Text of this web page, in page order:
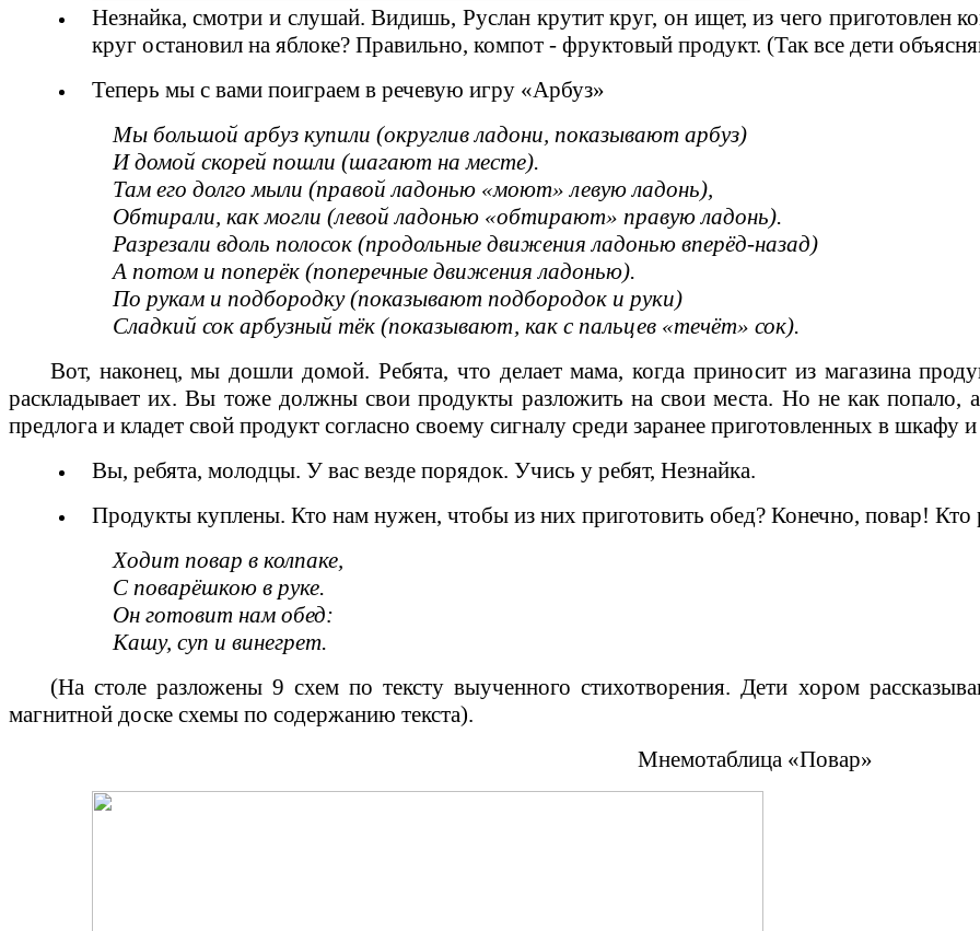
Незнайка, смотри и слушай. Видишь, Руслан крутит круг, он ищет, из чего приготовлен
круг остановил на яблоке? Правильно, компот - фруктовый продукт. (Так все дети
Теперь мы с вами поиграем в речевую игру «Арбуз»
Мы большой арбуз купили (округлив ладони, показывают арбуз)
И домой скорей пошли (шагают на месте).
Там его долго мыли (правой ладонью «моют» левую ладонь),
Обтирали, как могли (левой ладонью «обтирают» правую ладонь).
Разрезали вдоль полосок (продольные движения ладонью вперёд-назад)
А потом и поперёк (поперечные движения ладонью).
По рукам и подбородку (показывают подбородок и руки)
Сладкий сок арбузный тёк (показывают, как с пальцев «течёт» сок).
Вот, наконец, мы дошли домой. Ребята, что делает мама, когда приносит из магазина
раскладывает их. Вы тоже должны свои продукты разложить на свои места. Но не как попало,
предлога и кладет свой продукт согласно своему сигналу среди заранее приготовленных в шкафу
Вы, ребята, молодцы. У вас везде порядок. Учись у ребят, Незнайка.
Продукты куплены. Кто нам нужен, чтобы из них приготовить обед? Конечно, повар! Кто
Ходит повар в колпаке,
С поварёшкою в руке.
Он готовит нам обед:
Кашу, суп и винегрет.
(На столе разложены 9 схем по тексту выученного стихотворения. Дети хором
магнитной доске схемы по содержанию текста).
Мнемотаблица «Повар»